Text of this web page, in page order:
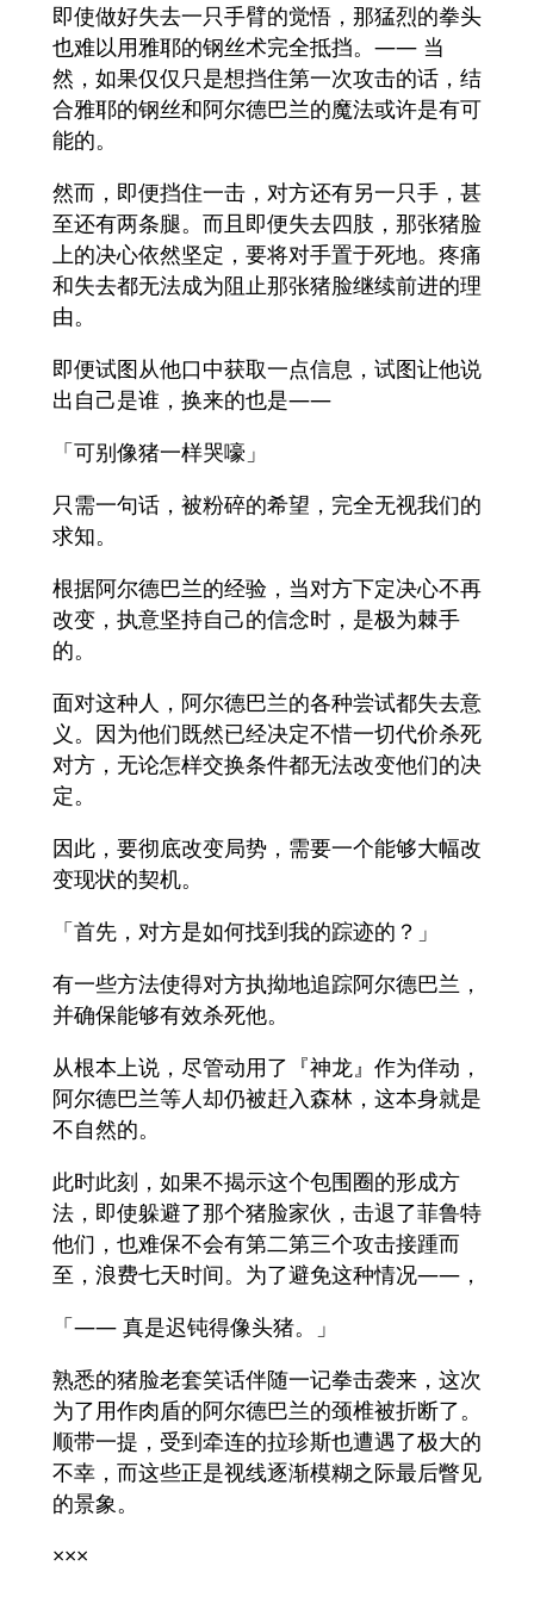
即使做好失去一只手臂的觉悟，那猛烈的拳头
也难以用雅耶的钢丝术完全抵挡。―― 当
然，如果仅仅只是想挡住第一次攻击的话，结
合雅耶的钢丝和阿尔德巴兰的魔法或许是有可
能的。
然而，即便挡住一击，对方还有另一只手，甚
至还有两条腿。而且即便失去四肢，那张猪脸
上的决心依然坚定，要将对手置于死地。疼痛
和失去都无法成为阻止那张猪脸继续前进的理
由。
即便试图从他口中获取一点信息，试图让他说
出自己是谁，换来的也是——
「可别像猪一样哭嚎」
只需一句话，被粉碎的希望，完全无视我们的
求知。
根据阿尔德巴兰的经验，当对方下定决心不再
改变，执意坚持自己的信念时，是极为棘手
的。
面对这种人，阿尔德巴兰的各种尝试都失去意
义。因为他们既然已经决定不惜一切代价杀死
对方，无论怎样交换条件都无法改变他们的决
定。
因此，要彻底改变局势，需要一个能够大幅改
变现状的契机。
「首先，对方是如何找到我的踪迹的？」
有一些方法使得对方执拗地追踪阿尔德巴兰，
并确保能够有效杀死他。
从根本上说，尽管动用了『神龙』作为佯动，
阿尔德巴兰等人却仍被赶入森林，这本身就是
不自然的。
此时此刻，如果不揭示这个包围圈的形成方
法，即使躲避了那个猪脸家伙，击退了菲鲁特
他们，也难保不会有第二第三个攻击接踵而
至，浪费七天时间。为了避免这种情况——，
「—— 真是迟钝得像头猪。」
熟悉的猪脸老套笑话伴随一记拳击袭来，这次
为了用作肉盾的阿尔德巴兰的颈椎被折断了。
顺带一提，受到牵连的拉珍斯也遭遇了极大的
不幸，而这些正是视线逐渐模糊之际最后瞥见
的景象。
×××